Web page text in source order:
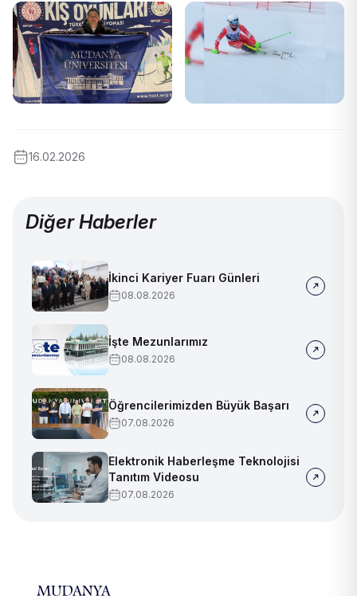
16.02.2026
Diğer Haberler
İkinci Kariyer Fuarı Günleri
08.08.2026
İşte Mezunlarımız
08.08.2026
Öğrencilerimizden Büyük Başarı
07.08.2026
Elektronik Haberleşme Teknolojisi
Tanıtım Videosu
07.08.2026